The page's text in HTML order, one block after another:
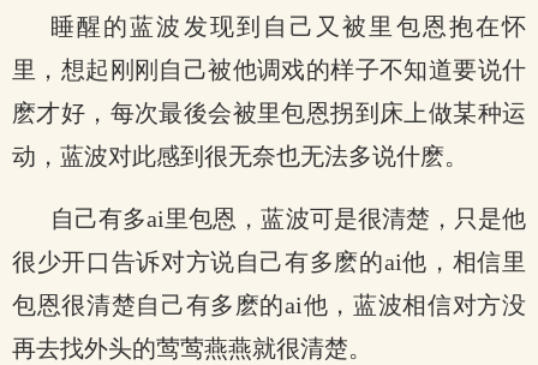
睡醒的蓝波发现到自己又被里包恩抱在怀
里，想起刚刚自己被他调戏的样子不知道要说什
麽才好，每次最後会被里包恩拐到床上做某种运
动，蓝波对此感到很无奈也无法多说什麽。
自己有多ai里包恩，蓝波可是很清楚，只是他
很少开口告诉对方说自己有多麽的ai他，相信里
包恩很清楚自己有多麽的ai他，蓝波相信对方没
再去找外头的莺莺燕燕就很清楚。